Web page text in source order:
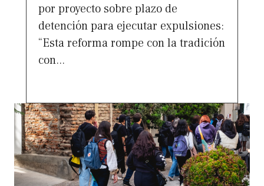
por proyecto sobre plazo de
detención para ejecutar expulsiones:
“Esta reforma rompe con la tradición
con...